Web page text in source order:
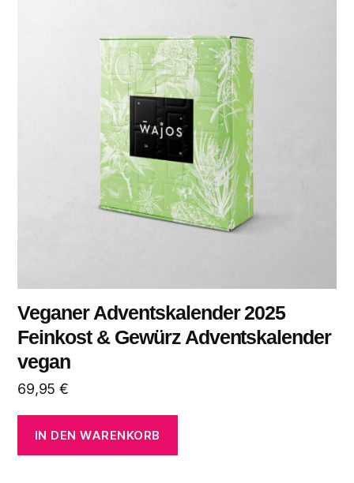
Veganer Adventskalender 2025
Feinkost & Gewürz Adventskalender
vegan
69,95 €
IN DEN WARENKORB